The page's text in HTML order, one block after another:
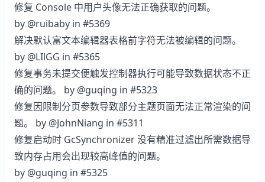
修复 Console 中用户头像无法正确获取的问题。
by @ruibaby in #5369
解决默认富文本编辑器表格前字符无法被编辑的问题。
by @LIlGG in #5365
修复事务未提交便触发控制器执行可能导致数据状态不正
确的问题。 by @guqing in #5323
修复因限制分页参数导致部分主题页面无法正常渲染的问
题。 by @JohnNiang in #5311
修复启动时 GcSynchronizer 没有精准过滤出所需数据导
致内存占用会出现较高峰值的问题。
by @guqing in #5325